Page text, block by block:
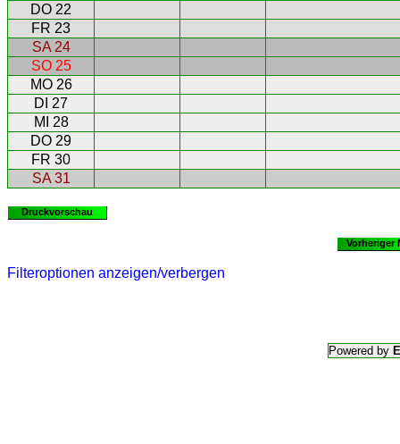
DO 22
FR 23
SA 24
SO 25
MO 26
DI 27
MI 28
DO 29
FR 30
SA 31
Druckvorschau
Vorheriger
Filteroptionen anzeigen/verbergen
Powered by